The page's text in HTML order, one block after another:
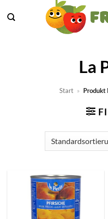
Inhalt
La
Start » Produkt